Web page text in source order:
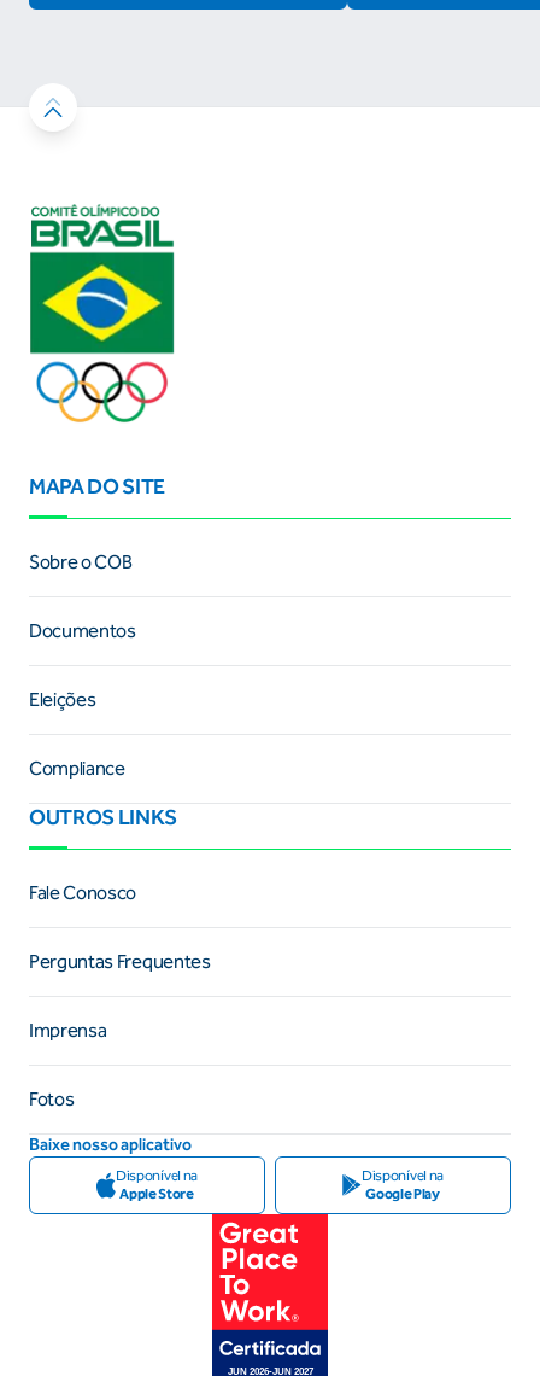
MAPA DO SITE
Sobre o COB
Documentos
Eleições
Compliance
OUTROS LINKS
Fale Conosco
Perguntas Frequentes
Imprensa
Fotos
Baixe nosso aplicativo
Disponível na
Apple Store
Disponível na
Google Play